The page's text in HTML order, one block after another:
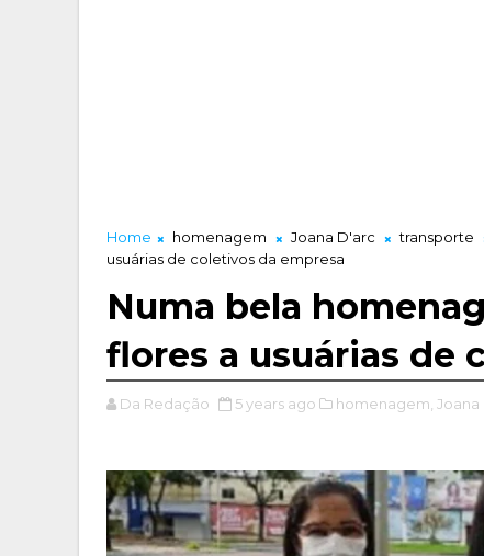
Home homenagem Joana D'arc transporte
usuárias de coletivos da empresa
Numa bela
flores a usuárias de
Da Redação 5 years ago homenagem, Joana